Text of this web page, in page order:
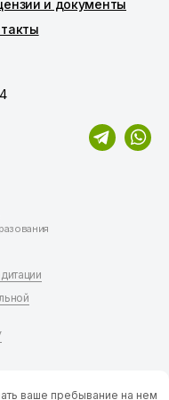
и документы
ваше пребывание на нем